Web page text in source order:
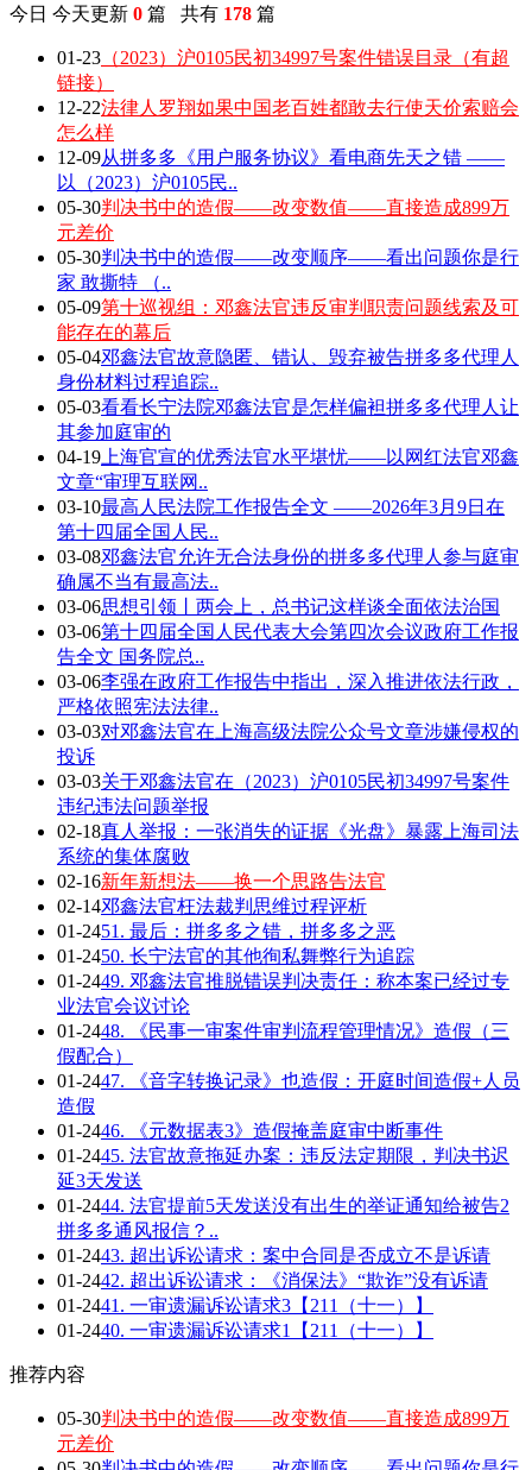
今日 今天更新 0 篇 共有 178 篇
01-23 （2023）沪0105民初34997号案件错误目录（有超
链接）
12-22法律人罗翔如果中国老百姓都敢去行使天价索赔会
怎么样
12-09从拼多多《用户服务协议》看电商先天之错 ——
以（2023）沪0105民..
05-30判决书中的造假——改变数值——直接造成899万
元差价
05-30判决书中的造假——改变顺序——看出问题你是行
家 敢撕特 （..
05-09第十巡视组：邓鑫法官违反审判职责问题线索及可
能存在的幕后
05-04邓鑫法官故意隐匿、错认、毁弃被告拼多多代理人
身份材料过程追踪..
05-03看看长宁法院邓鑫法官是怎样偏袒拼多多代理人让
其参加庭审的
04-19 上海官宣的优秀法官水平堪忧——以网红法官邓鑫
文章“审理互联网..
03-10最高人民法院工作报告全文 ——2026年3月9日在
第十四届全国人民..
03-08邓鑫法官允许无合法身份的拼多多代理人参与庭审
确属不当有最高法..
03-06思想引领丨两会上，总书记这样谈全面依法治国
03-06第十四届全国人民代表大会第四次会议政府工作报
告全文 国务院总..
03-06李强在政府工作报告中指出，深入推进依法行政，
严格依照宪法法律..
03-03对邓鑫法官在上海高级法院公众号文章涉嫌侵权的
投诉
03-03关于邓鑫法官在（2023）沪0105民初34997号案件
违纪违法问题举报
02-18真人举报：一张消失的证据《光盘》暴露上海司法
系统的集体腐败
02-16新年新想法——换一个思路告法官
02-14邓鑫法官枉法裁判思维过程评析
01-2451. 最后：拼多多之错，拼多多之恶
01-2450. 长宁法官的其他徇私舞弊行为追踪
01-2449. 邓鑫法官推脱错误判决责任：称本案已经过专
业法官会议讨论
01-2448. 《民事一审案件审判流程管理情况》造假（三
假配合）
01-2447. 《音字转换记录》也造假：开庭时间造假+人员
造假
01-2446. 《元数据表3》造假掩盖庭审中断事件
01-2445. 法官故意拖延办案：违反法定期限，判决书迟
延3天发送
01-2444. 法官提前5天发送没有出生的举证通知给被告2
拼多多通风报信？..
01-2443. 超出诉讼请求：案中合同是否成立不是诉请
01-2442. 超出诉讼请求：《消保法》“欺诈”没有诉请
01-2441. 一审遗漏诉讼请求3【211（十一）】
01-2440. 一审遗漏诉讼请求1【211（十一）】
推荐内容
05-30判决书中的造假——改变数值——直接造成899万
元差价